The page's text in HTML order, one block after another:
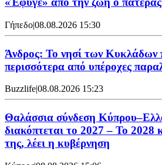
Γήπεδο|08.08.2026 15:30
Άνδρος: Το νησί των Κυκλάδων
περισσότερα από υπέροχες
Buzzlife|08.08.2026 15:23
Θαλάσσια σύνδεση
διακόπτεται το 2027 – Το 2028
της, λέει η κυβέρνηση